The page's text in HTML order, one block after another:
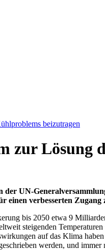
beizutragen
Lösung
UN-
einen verbesserten
bis 2050 etwa 9
steigenden
auf das Klima
werden, und